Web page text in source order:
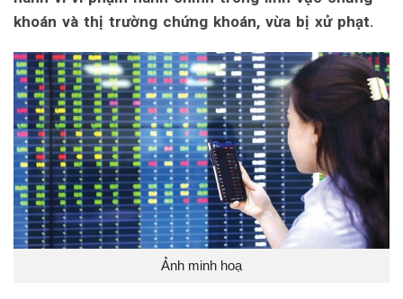
khoán và thị trường chứng khoán, vừa bị xử phạt.
Ảnh minh hoạ